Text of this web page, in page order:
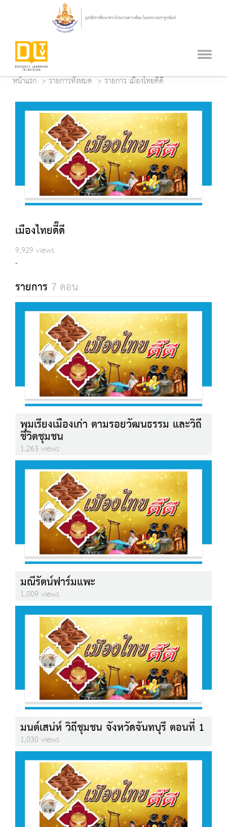
หน้าแรก รายการทั้งหมด รายการ เมืองไทยดี๊ดี
เมืองไทยดี๊ดี
9,929 views
-
รายการ 7 ตอน
พุมเรียงเมืองเก่า ตามรอยวัฒนธรรม และวิถี
ชีวิตชุมชน
1,263 views
มณีรัตน์ฟาร์มแพะ
1,009 views
มนต์เสน่ห์ วิถีชุมชน จังหวัดจันทบุรี ตอนที่ 1
1,030 views